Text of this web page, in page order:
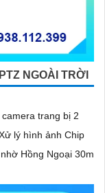
NGOÀI TRỜI
trang bị 2
lý hình ảnh Chip
Hồng Ngoại 30m